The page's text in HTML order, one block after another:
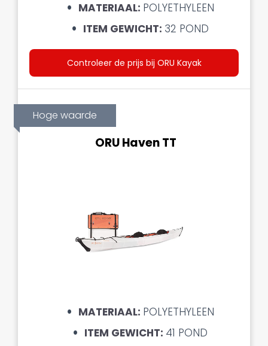
MATERIAAL: POLYETHYLEEN
ITEM GEWICHT: 32 POND
Controleer de prijs bij ORU Kayak
Hoge waarde
ORU Haven TT
MATERIAAL: POLYETHYLEEN
ITEM GEWICHT: 41 POND